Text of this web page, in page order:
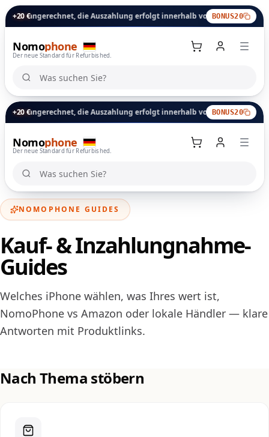
+20 € die Auszahlung erfolgt innerhalb von 24 Stunden.BONUS20
Nomophone
Der neue Standard für Refurbished.
Was suchen Sie?
Was suchen Sie?
+20 € die Auszahlung erfolgt innerhalb von 24 Stunden.BONUS20
Nomophone
Der neue Standard für Refurbished.
Warenkorb
Was suchen Sie?
Was suchen Sie?
NOMOPHONE GUIDES
Kauf- & Inzahlungnahme-
Guides
Welches iPhone wählen, was Ihres wert ist,
NomoPhone vs Amazon oder lokale Händler — klare
Antworten mit Produktlinks.
Nach Thema stöbern